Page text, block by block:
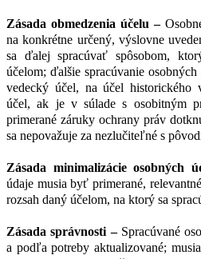
Zásada obmedzenia účelu –
na konkrétne určený, výslovne
sa ďalej spracúvať spôsobom,
účelom; ďalšie spracúvanie
vedecký účel, na účel historického
účel, ak je v súlade s osobitným
primerané záruky ochrany práv
sa nepovažuje za nezlučiteľné s
Zásada minimalizácie osobných
údaje musia byť primerané,
rozsah daný účelom, na ktorý sa
Zásada správnosti – Spracúvané
a podľa potreby aktualizované;